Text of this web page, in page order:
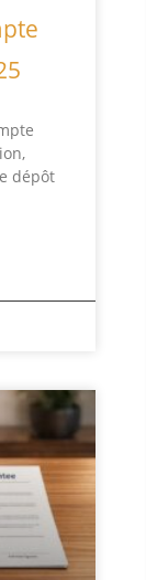
dépôt